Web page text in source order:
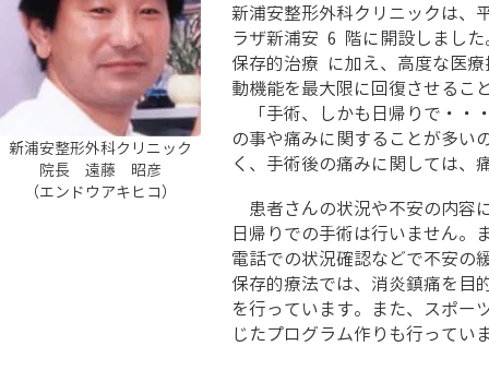
新浦安整形外科クリニック
院長 遠藤 昭彦
（エンドウアキヒコ）
新浦安整形外科クリニックは
ラザ新浦安 6 階に開設しまし
保存的治療 に加え、高度な医
動機能を最大限に回復させるこ
「手術、しかも日帰りで・・
の事や痛みに関することが多い
く、手術後の痛みに関しては、
患者さんの状況や不安の内容
日帰りでの手術は行いません。
電話での状況確認などで不安の
保存的療法では、消炎鎮痛を目
を行っています。また、スポー
じたプログラム作りも行ってい